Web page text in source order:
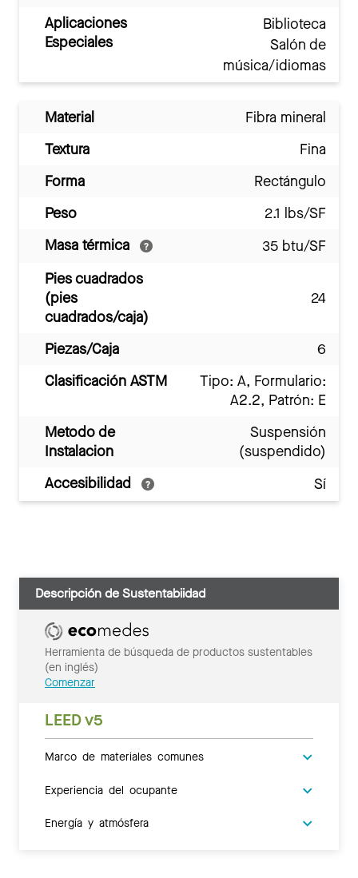
Aplicaciones
Especiales
Biblioteca
Salón de
música/idiomas
Material
Fibra mineral
Textura
Fina
Forma
Rectángulo
Peso
2.1 lbs/SF
Masa térmica
35 btu/SF
Pies cuadrados
(pies
cuadrados/caja)
24
Piezas/Caja
6
Clasificación ASTM
Tipo: A, Formulario:
A2.2, Patrón: E
Metodo de
Instalacion
Suspensión
(suspendido)
Accesibilidad
Sí
Descripción de Sustentabiidad
Herramienta de búsqueda de productos sustentables
(en inglés)
Comenzar
LEED v5
Marco de materiales comunes
Experiencia del ocupante
Energía y atmósfera